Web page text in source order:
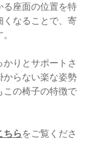
る座面の位置を特
くなることで、寄
りとサポートさ
からない楽な姿勢
この椅子の特徴で
ちらをご覧くださ